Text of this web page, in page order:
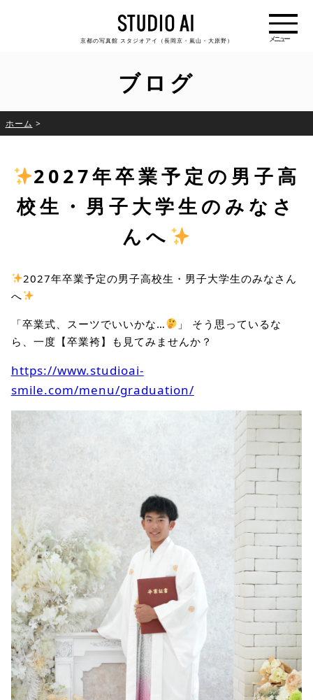
京都の写真館 スタジオアイ（長岡京・嵐山・大原野）
ブログ
ホーム >
2027年卒業予定の男子高
校生・男子大学生のみなさ
んへ
2027年卒業予定の男子高校生・男子大学生のみなさん
へ
「卒業式、スーツでいいかな…
」 そう思っているな
ら、一度【卒業袴】も見てみませんか？
https://www.studioai-
smile.com/menu/graduation/